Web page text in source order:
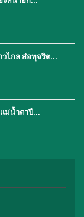
วไกล ส่อทุจริต…
แม่น้ำตาปี…